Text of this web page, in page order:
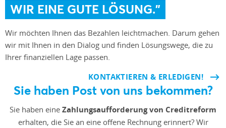
WIR EINE GUTE LÖSUNG."
Wir möchten Ihnen das Bezahlen leichtmachen. Darum gehen
wir mit Ihnen in den Dialog und finden Lösungswege, die zu
Ihrer finanziellen Lage passen.
KONTAKTIEREN & ERLEDIGEN!
Sie haben Post von uns bekommen?
Sie haben eine Zahlungsaufforderung von Creditreform
erhalten, die Sie an eine offene Rechnung erinnert? Wir